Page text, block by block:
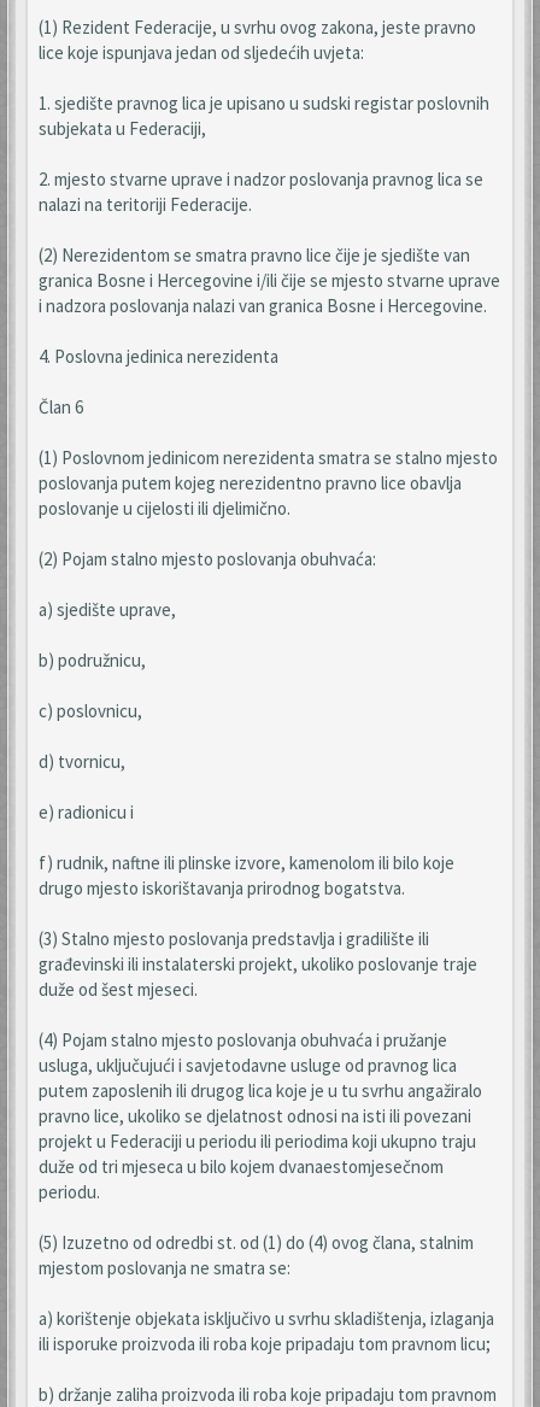
(1) Rezident Federacije, u svrhu ovog zakona, jeste pravno
lice koje ispunjava jedan od sljedećih uvjeta:
1. sjedište pravnog lica je upisano u sudski registar poslovnih
subjekata u Federaciji,
2. mjesto stvarne uprave i nadzor poslovanja pravnog lica se
nalazi na teritoriji Federacije.
(2) Nerezidentom se smatra pravno lice čije je sjedište van
granica Bosne i Hercegovine i/ili čije se mjesto stvarne uprave
i nadzora poslovanja nalazi van granica Bosne i Hercegovine.
4. Poslovna jedinica nerezidenta
Član 6
(1) Poslovnom jedinicom nerezidenta smatra se stalno mjesto
poslovanja putem kojeg nerezidentno pravno lice obavlja
poslovanje u cijelosti ili djelimično.
(2) Pojam stalno mjesto poslovanja obuhvaća:
a) sjedište uprave,
b) podružnicu,
c) poslovnicu,
d) tvornicu,
e) radionicu i
f) rudnik, naftne ili plinske izvore, kamenolom ili bilo koje
drugo mjesto iskorištavanja prirodnog bogatstva.
(3) Stalno mjesto poslovanja predstavlja i gradilište ili
građevinski ili instalaterski projekt, ukoliko poslovanje traje
duže od šest mjeseci.
(4) Pojam stalno mjesto poslovanja obuhvaća i pružanje
usluga, uključujući i savjetodavne usluge od pravnog lica
putem zaposlenih ili drugog lica koje je u tu svrhu angažiralo
pravno lice, ukoliko se djelatnost odnosi na isti ili povezani
projekt u Federaciji u periodu ili periodima koji ukupno traju
duže od tri mjeseca u bilo kojem dvanaestomjesečnom
periodu.
(5) Izuzetno od odredbi st. od (1) do (4) ovog člana, stalnim
mjestom poslovanja ne smatra se:
a) korištenje objekata isključivo u svrhu skladištenja, izlaganja
ili isporuke proizvoda ili roba koje pripadaju tom pravnom licu;
b) držanje zaliha proizvoda ili roba koje pripadaju tom pravnom